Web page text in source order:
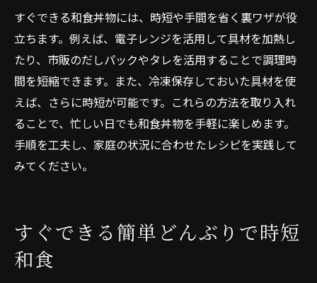
すぐできる和食丼物には、時短や手間を省く裏ワザが役
立ちます。例えば、電子レンジを活用して具材を加熱し
たり、市販のだしパックやタレを活用することで調理時
間を短縮できます。また、冷凍保存しておいた具材を使
えば、さらに時短が可能です。これらの方法を取り入れ
ることで、忙しい日でも和食丼物を手軽に楽しめます。
手順を工夫し、家庭の状況に合わせたレシピを実践して
みてください。
すぐできる簡単どんぶりで時短
和食